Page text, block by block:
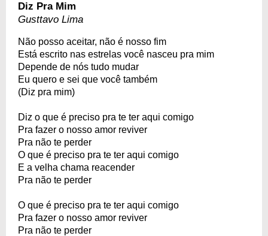
Diz Pra Mim
Gusttavo Lima
Não posso aceitar, não é nosso fim
Está escrito nas estrelas você nasceu pra mim
Depende de nós tudo mudar
Eu quero e sei que você também
(Diz pra mim)
Diz o que é preciso pra te ter aqui comigo
Pra fazer o nosso amor reviver
Pra não te perder
O que é preciso pra te ter aqui comigo
E a velha chama reacender
Pra não te perder
O que é preciso pra te ter aqui comigo
Pra fazer o nosso amor reviver
Pra não te perder